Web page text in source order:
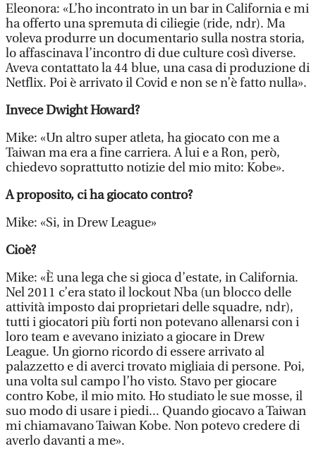
Eleonora: «L’ho incontrato in un bar in California e mi
ha offerto una spremuta di ciliegie (ride, ndr). Ma
voleva produrre un documentario sulla nostra storia,
lo affascinava l’incontro di due culture così diverse.
Aveva contattato la 44 blue, una casa di produzione di
Netflix. Poi è arrivato il Covid e non se n’è fatto nulla».
Invece Dwight Howard?
Mike: «Un altro super atleta, ha giocato con me a
Taiwan ma era a fine carriera. A lui e a Ron, però,
chiedevo soprattutto notizie del mio mito: Kobe».
A proposito, ci ha giocato contro?
Mike: «Si, in Drew League»
Cioè?
Mike: «È una lega che si gioca d’estate, in California.
Nel 2011 c’era stato il lockout Nba (un blocco delle
attività imposto dai proprietari delle squadre, ndr),
tutti i giocatori più forti non potevano allenarsi con i
loro team e avevano iniziato a giocare in Drew
League. Un giorno ricordo di essere arrivato al
palazzetto e di averci trovato migliaia di persone. Poi,
una volta sul campo l’ho visto. Stavo per giocare
contro Kobe, il mio mito. Ho studiato le sue mosse, il
suo modo di usare i piedi... Quando giocavo a Taiwan
mi chiamavano Taiwan Kobe. Non potevo credere di
averlo davanti a me».